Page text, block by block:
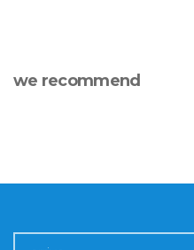
we recommend